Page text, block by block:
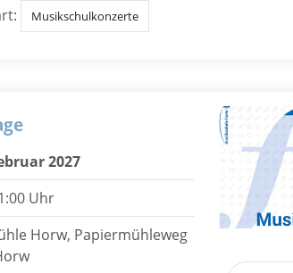
Musikschulkonzerte
2027
Uhr
Horw, Papiermühleweg